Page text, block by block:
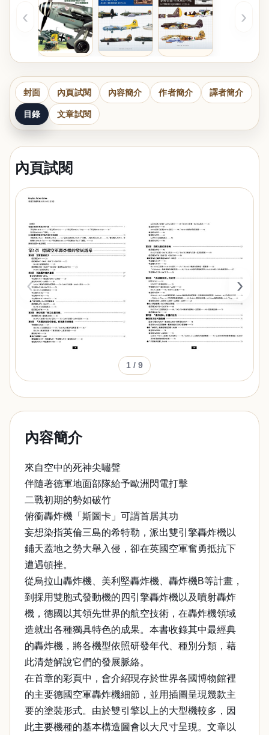
‹ ›
封面 內頁試閱 內容簡介 作者簡介 譯者簡介
目錄 文章試閱
內頁試閱
‹ ›
1 / 9
內容簡介
來自空中的死神尖嘯聲
伴隨著德軍地面部隊給予歐洲閃電打擊
二戰初期的勢如破竹
俯衝轟炸機「斯圖卡」可謂首居其功
妄想染指英倫三島的希特勒，派出雙引擎轟炸機以
鋪天蓋地之勢大舉入侵，卻在英國空軍奮勇抵抗下
遭遇頓挫。
從烏拉山轟炸機、美利堅轟炸機、轟炸機B等計畫，
到採用雙胞式發動機的四引擎轟炸機以及噴射轟炸
機，德國以其領先世界的航空技術，在轟炸機領域
造就出各種獨具特色的成果。本書收錄其中最經典
的轟炸機，將各機型依照研發年代、種別分類，藉
此清楚解說它們的發展脈絡。
在首章的彩頁中，會介紹現存於世界各國博物館裡
的主要德國空軍轟炸機細節，並用插圖呈現幾款主
要的塗裝形式。由於雙引擎以上的大型機較多，因
此主要機種的基本構造圖會以大尺寸呈現。文章以